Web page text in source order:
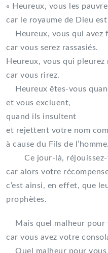
« Heureux, vous les
car le royaume de Dieu est
Heureux, vous qui avez
car vous serez rassasiés.
Heureux, vous qui pleurez
car vous rirez.
Heureux êtes-vous
et vous excluent,
quand ils insultent
et rejettent votre nom
à cause du Fils de l’homme.
Ce jour-là, réjouissez-
car alors votre
c’est ainsi, en effet, que
prophètes.
Mais quel malheur pour
car vous avez votre
Quel malheur pour vous